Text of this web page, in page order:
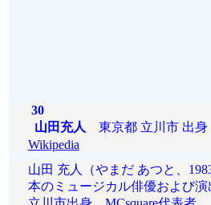
30
山田充人 東京都 立川市 出身
Wikipedia
山田 充人（やまだ あつと、
本のミュージカル俳優および